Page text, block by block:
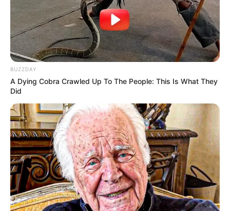
BUZZDAY
A Dying Cobra Crawled Up To The People: This Is What They
Did